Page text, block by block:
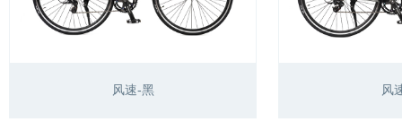
风速-黑 风